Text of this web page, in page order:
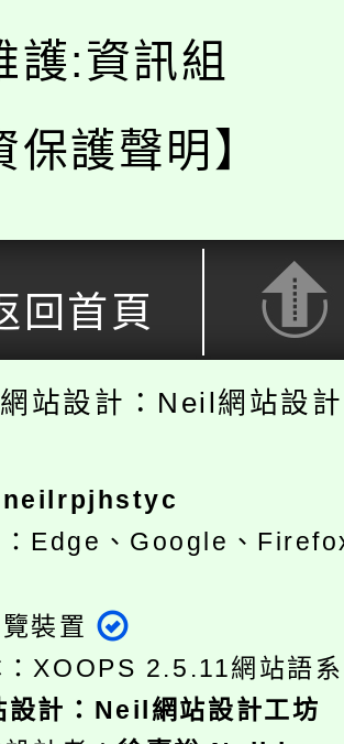
護:資訊組
保護聲明】
回首頁
網站設計：Neil網站設
neilrpjhstyc
：Edge、Google、
裝置
XOOPS 2.5.11網站語
設計 ： Neil網站設計工坊